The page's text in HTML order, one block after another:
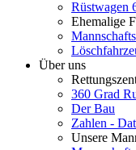
Rüstwagen
Ehemalige
Über uns
360 Grad
Der Bau
Zahlen -
Unsere